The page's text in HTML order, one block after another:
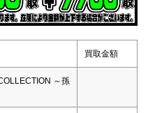
買取金額
～孫